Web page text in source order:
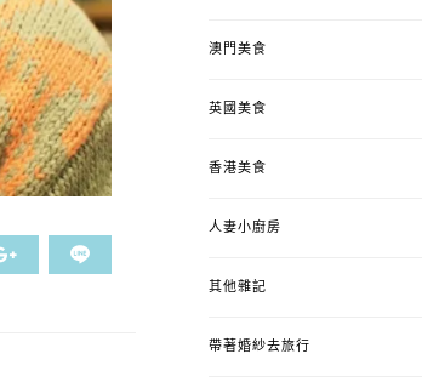
澳門美食
英國美食
香港美食
人妻小廚房
其他雜記
帶著婚紗去旅行